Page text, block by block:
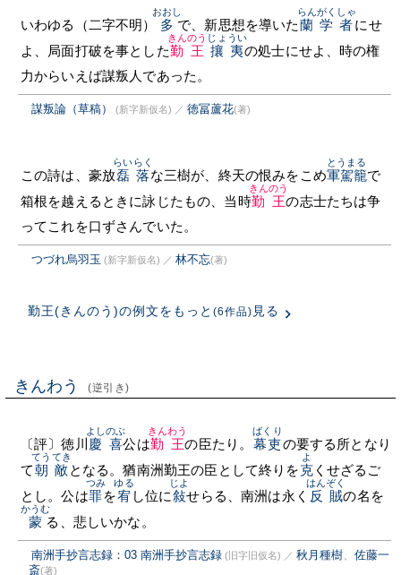
いわゆる（二字不明） 多
おおし
で、新思想を導いた蘭学者
らんがくしゃ
にせ
よ、局面打破を事とした勤王
きんのう
攘夷
じょうい
の処士にせよ、時の権
力からいえば謀叛人であった。
謀叛論（草稿） (新字新仮名) ／ 徳冨蘆花(著)
この詩は、豪放磊落
らいらく
な三樹が、終天の恨みをこめ軍駕籠
とうまる
で
箱根を越えるときに詠じたもの、当時勤王
きんのう
の志士たちは争
ってこれを口ずさんでいた。
つづれ烏羽玉 (新字新仮名) ／ 林不忘(著)
勤王(きんのう)の例文をもっと (6作品) 見る
きんわう (逆引き)
〔評〕徳川 慶喜
よしのぶ
公は勤王
きんわう
の臣たり。 幕吏
ばくり
の要する所となり
て朝敵
てうてき
となる。猶南洲勤王の臣として終りを克
よ
くせざるご
とし。公は罪
つみ
を宥
ゆる
し位に敍
じよ
せらる、南洲は永く 反賊
はんぞく
の名を
蒙
かうむ
る、悲しいかな。
南洲手抄言志録：03 南洲手抄言志録 (旧字旧仮名) ／ 秋月種樹、 佐藤一
斎(著)